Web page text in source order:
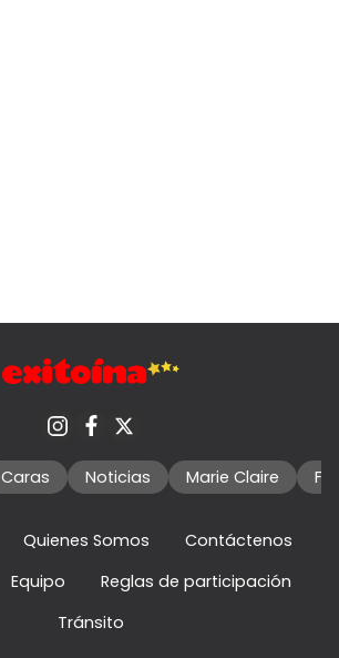
Caras Noticias Marie Claire
Quienes Somos
Contáctenos
Equipo
Reglas de participación
Tránsito